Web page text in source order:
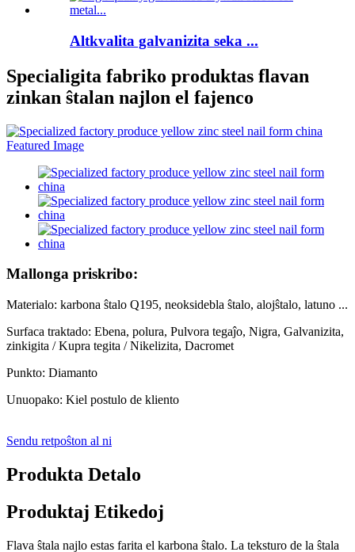
Altkvalita galvanizita seka ...
Specialigita fabriko produktas flavan
zinkan ŝtalan najlon el fajenco
Mallonga priskribo:
Materialo: karbona ŝtalo Q195, neoksidebla ŝtalo, alojŝtalo, latuno ...
Surfaca traktado: Ebena, polura, Pulvora tegaĵo, Nigra, Galvanizita,
zinkigita / Kupra tegita / Nikelizita, Dacromet
Punkto: Diamanto
Unuopako: Kiel postulo de kliento
Sendu retpoŝton al ni
Produkta Detalo
Produktaj Etikedoj
Flava ŝtala najlo estas farita el karbona ŝtalo. La teksturo de la ŝtala